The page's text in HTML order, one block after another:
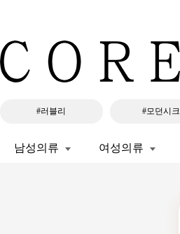
#러블리 #모던시크
남성의류 여성의류